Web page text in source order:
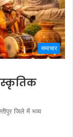
समाचार
जिले में भव्य